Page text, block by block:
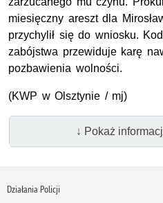
miesięczny areszt dla
przychylił się do wniosku.
zabójstwa przewiduje karę
pozbawienia wolności.
(KWP w Olsztynie / mj)
↓ Pokaż
Działania Policji